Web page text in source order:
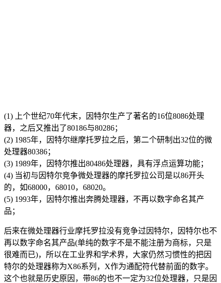
(1) 上个世纪70年代末，因特尔生产了著名的16位8086处理
器，之后又推出了80186与80286；
(2) 1985年，因特尔继摩托罗拉之后，第二个研制出32位的微
处理器80386；
(3) 1989年，因特尔推出80486处理器，具有浮点运算功能；
(4) 当初与因特尔竞争微处理器的摩托罗拉公司是以86开头
的，如68000，68010，68020。
(5) 1993年，因特尔推出奔腾处理器，不再以数字命名其产
品；
后来在微处理器行业摩托罗拉没有竞争过因特尔，因特尔也不
再以数字命名其产品(单纯的数字不是不能注册为商标，只是
很难而已)，所以在工业界和学术界，大家仍然习惯性的把因
特尔的处理器称为X86系列，X作为通配符代替前面的数字。
这个也就是历史原因，带86的也不一定为32位处理器，只是因